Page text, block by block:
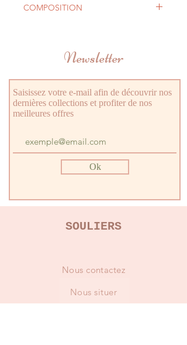
COMPOSITION
Semelle extérieure: Caoutchouc
Newsletter
Saisissez votre e-mail afin de découvrir nos
dernières collections et profiter de nos
meilleures offres
Ok
SOULIERS
Nous contactez
Nous situer